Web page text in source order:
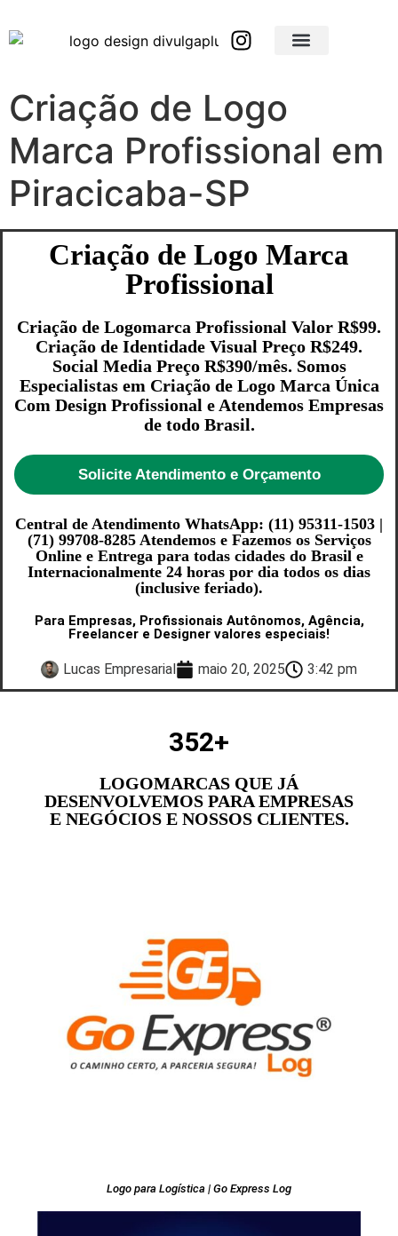
Criação de Logo
Marca Profissional em
Piracicaba-SP
Criação de Logo Marca
Profissional
Criação de Logomarca Profissional Valor R$99.
Criação de Identidade Visual Preço R$249.
Social Media Preço R$390/mês. Somos
Especialistas em Criação de Logo Marca Única
Com Design Profissional e Atendemos Empresas
de todo Brasil.
Solicite Atendimento e Orçamento
Central de Atendimento WhatsApp: (11) 95311-1503 |
(71) 99708-8285 Atendemos e Fazemos os Serviços
Online e Entrega para todas cidades do Brasil e
Internacionalmente 24 horas por dia todos os dias
(inclusive feriado).
Para Empresas, Profissionais Autônomos, Agência,
Freelancer e Designer valores especiais!
Lucas Empresarial maio 20, 2025 3:42 pm
352+
LOGOMARCAS QUE JÁ
DESENVOLVEMOS PARA EMPRESAS
E NEGÓCIOS E NOSSOS CLIENTES.
Logo para Logística | Go Express Log